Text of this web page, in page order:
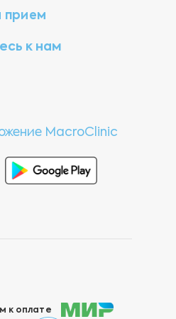
прием
к нам
MacroClinic
к оплате